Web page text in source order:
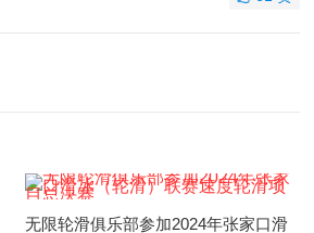
无限轮滑俱乐部参加2024年张家口滑